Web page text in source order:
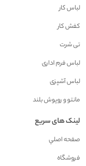
لباس کار
کفش کار
تی شرت
لباس فرم اداری
لباس آشپزی
مانتو و روپوش بلند
لینک های سریع
صفحه اصلي
فروشگاه